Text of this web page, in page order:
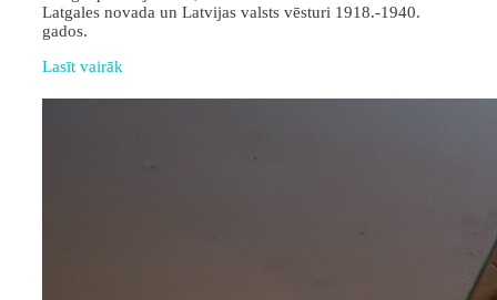
Latgales novada un Latvijas valsts vēsturi 1918.-1940.
gados.
Lasīt vairāk